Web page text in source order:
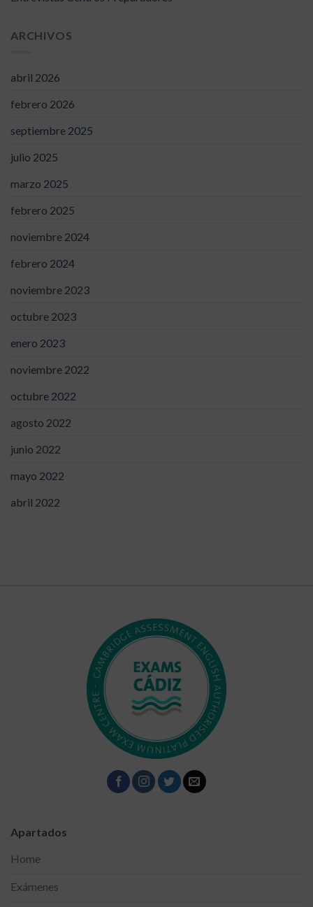
ARCHIVOS
abril 2026
febrero 2026
septiembre 2025
julio 2025
marzo 2025
febrero 2025
noviembre 2024
febrero 2024
noviembre 2023
octubre 2023
enero 2023
noviembre 2022
octubre 2022
agosto 2022
junio 2022
mayo 2022
abril 2022
Apartados
Home
Exámenes